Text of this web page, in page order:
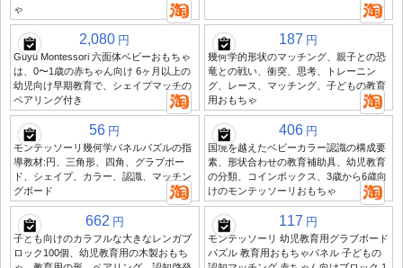
ゃ
2,080 円
Guyu Montessori 六面体ベビーおもちゃ
は、0〜1歳の赤ちゃん向け 6ヶ月以上の
幼児向け早期教育で、シェイプマッチの
ペアリング付き
187 円
幾何学的形状のマッチング、親子との恐
竜との戦い、衝突、思考、トレーニン
グ、レース、マッチング、子どもの教育
用おもちゃ
56 円
モンテッソーリ幾何学パネルパズルの指
導教材:円、三角形、四角、グラブボー
ド、シェイプ、カラー、認識、マッチン
グボード
406 円
国境を越えたベビーカラー認識の構成要
素、形状合わせの教育補助具、幼児教育
の分類、コインボックス、3歳から6歳向
けのモンテッソーリおもちゃ
662 円
子ども向けのカラフルな大きなレンガブ
ロック100個、幼児教育用の木製おもち
117 円
モンテッソーリ 幼児教育用グラブボード
パズル 教育用おもちゃパネル 子どもの